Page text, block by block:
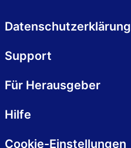
Datenschutzerklärung
Support
Für Herausgeber
Hilfe
Cookie-Einstellungen